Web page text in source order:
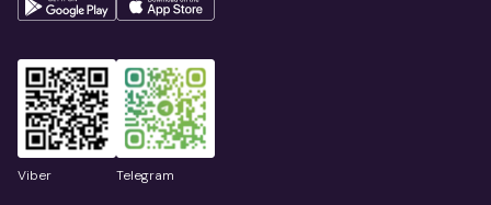
Viber Telegram